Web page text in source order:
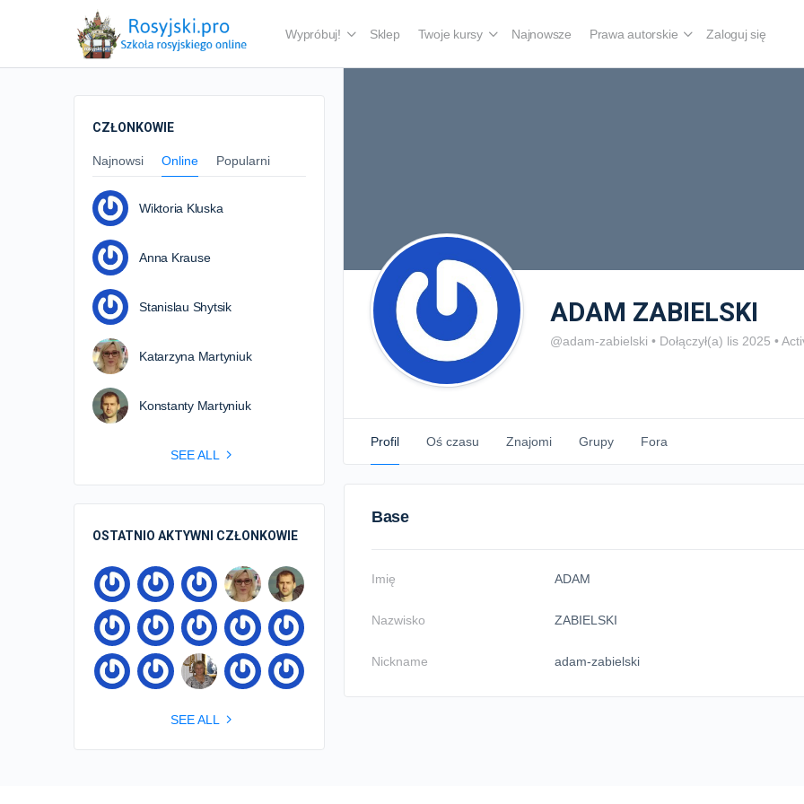
Wypróbuj! Sklep Twoje kursy Najnowsze Prawa autorskie Zaloguj się
ADAM ZABIELSKI
@adam-zabielski • Dołączył(a) lis 2025 •
Profil Oś czasu Znajomi Grupy Fora
Base
Imię ADAM
Nazwisko ZABIELSKI
Nickname adam-zabielski
CZŁONKOWIE
Najnowsi Online Popularni
Wiktoria Kluska
Anna Krause
Stanislau Shytsik
Katarzyna Martyniuk
Konstanty Martyniuk
SEE ALL
OSTATNIO AKTYWNI CZŁONKOWIE
SEE ALL